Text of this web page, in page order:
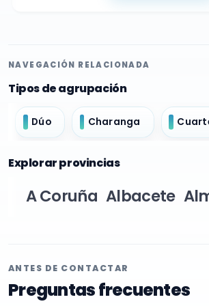
NAVEGACIÓN RELACIONADA
Tipos de agrupación
Dúo Charanga
Explorar provincias
A Coruña Albacete
ANTES DE CONTACTAR
Preguntas frecuentes